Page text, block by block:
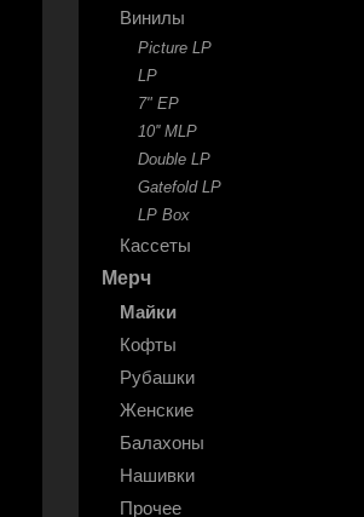
Винилы
Picture LP
LP
7" EP
10'' MLP
Double LP
Gatefold LP
LP Box
Кассеты
Мерч
Майки
Кофты
Рубашки
Женские
Балахоны
Нашивки
Прочее